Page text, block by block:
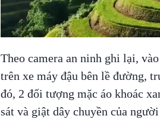
Theo camera an ninh ghi lại,
trên xe máy đậu bên lề đường,
đó, 2 đối tượng mặc áo khoác
sát và giật dây chuyền của